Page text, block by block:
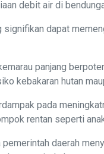
debit air di
signifikan dapat
panjang
kebakaran hutan
pada
rentan seperti
pemerintah daerah